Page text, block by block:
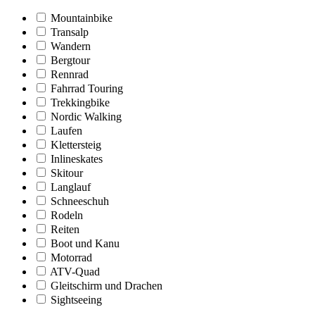
Mountainbike
Transalp
Wandern
Bergtour
Rennrad
Fahrrad Touring
Trekkingbike
Nordic Walking
Laufen
Klettersteig
Inlineskates
Skitour
Langlauf
Schneeschuh
Rodeln
Reiten
Boot und Kanu
Motorrad
ATV-Quad
Gleitschirm und Drachen
Sightseeing